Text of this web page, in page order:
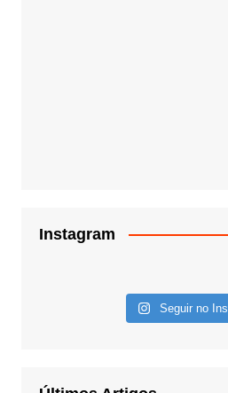
Instagram
Seguir no